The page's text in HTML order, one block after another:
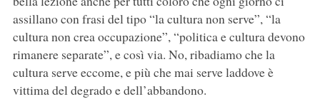
assillano con frasi del tipo “la cultura non serve”, “la
cultura non crea occupazione”, “politica e cultura devono
rimanere separate”, e così via. No, ribadiamo che la
cultura serve eccome, e più che mai serve laddove è
vittima del degrado e dell’abbandono.